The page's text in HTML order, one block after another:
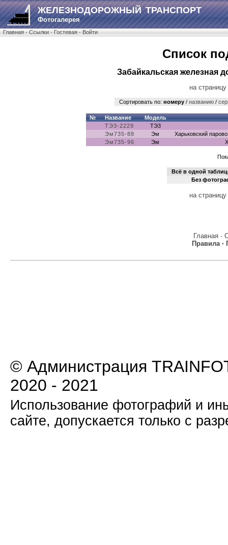
ЖЕЛЕЗНОДОРОЖНЫЙ ТРАНСПОРТ
Фотогалерея
Главная·Ссылки·Гостевая·Войти
Список
Забайкальская железная
на
Сортировать по: номеру/ названию/
№ Название
Модель
ТЭ3-2229
ТЭ3
Эм735-88
Эм
Харьковский
Эм735-96
Эм
Всё в одной
Без
на
Главная·
Правила·
© Администрация
2020 - 2021
Использование фотографий и
сайте, допускается только с